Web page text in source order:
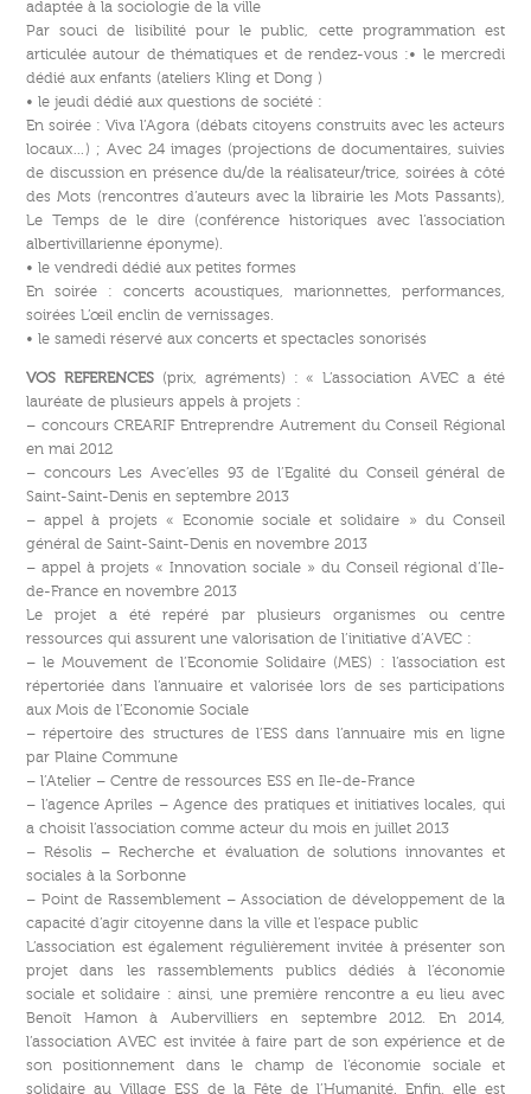
adaptée à la sociologie de la ville
Par souci de lisibilité pour le public, cette programmation est
articulée autour de thématiques et de rendez-vous :• le mercredi
dédié aux enfants (ateliers Kling et Dong )
• le jeudi dédié aux questions de société :
En soirée : Viva l’Agora (débats citoyens construits avec les acteurs
locaux…) ; Avec 24 images (projections de documentaires, suivies
de discussion en présence du/de la réalisateur/trice, soirées à côté
des Mots (rencontres d’auteurs avec la librairie les Mots Passants),
Le Temps de le dire (conférence historiques avec l’association
albertivillarienne éponyme).
• le vendredi dédié aux petites formes
En soirée : concerts acoustiques, marionnettes, performances,
soirées L’œil enclin de vernissages.
• le samedi réservé aux concerts et spectacles sonorisés
VOS REFERENCES(prix, agréments) : « L’association AVEC a été
lauréate de plusieurs appels à projets :
– concours CREARIF Entreprendre Autrement du Conseil Régional
en mai 2012
– concours Les Avec’elles 93 de l’Egalité du Conseil général de
Saint-Saint-Denis en septembre 2013
– appel à projets « Economie sociale et solidaire » du Conseil
général de Saint-Saint-Denis en novembre 2013
– appel à projets « Innovation sociale » du Conseil régional d’Ile-
de-France en novembre 2013
Le projet a été repéré par plusieurs organismes ou centre
ressources qui assurent une valorisation de l’initiative d’AVEC :
– le Mouvement de l’Economie Solidaire (MES) : l’association est
répertoriée dans l’annuaire et valorisée lors de ses participations
aux Mois de l’Economie Sociale
– répertoire des structures de l’ESS dans l’annuaire mis en ligne
par Plaine Commune
– l’Atelier – Centre de ressources ESS en Ile-de-France
– l’agence Apriles – Agence des pratiques et initiatives locales, qui
a choisit l’association comme acteur du mois en juillet 2013
– Résolis – Recherche et évaluation de solutions innovantes et
sociales à la Sorbonne
– Point de Rassemblement – Association de développement de la
capacité d’agir citoyenne dans la ville et l’espace public
L’association est également régulièrement invitée à présenter son
projet dans les rassemblements publics dédiés à l’économie
sociale et solidaire : ainsi, une première rencontre a eu lieu avec
Benoît Hamon à Aubervilliers en septembre 2012. En 2014,
l’association AVEC est invitée à faire part de son expérience et de
son positionnement dans le champ de l’économie sociale et
solidaire au Village ESS de la Fête de l’Humanité. Enfin, elle est